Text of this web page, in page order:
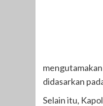
didasarkan
Selain itu,